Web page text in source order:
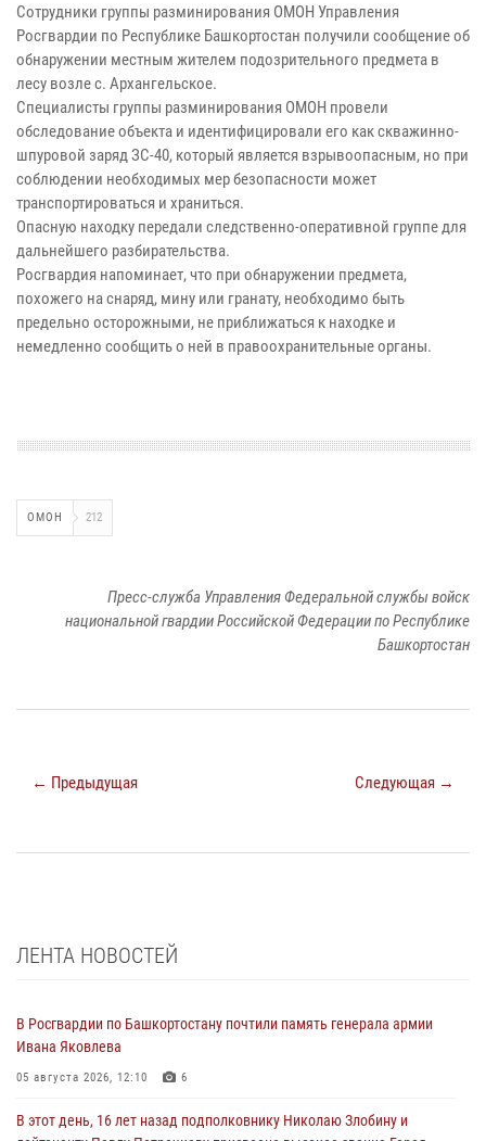
Сотрудники группы разминирования ОМОН Управления
Росгвардии по Республике Башкортостан получили сообщение об
обнаружении местным жителем подозрительного предмета в
лесу возле с. Архангельское.
Специалисты группы разминирования ОМОН провели
обследование объекта и идентифицировали его как скважинно-
шпуровой заряд ЗС-40, который является взрывоопасным, но при
соблюдении необходимых мер безопасности может
транспортироваться и храниться.
Опасную находку передали следственно-оперативной группе для
дальнейшего разбирательства.
Росгвардия напоминает, что при обнаружении предмета,
похожего на снаряд, мину или гранату, необходимо быть
предельно осторожными, не приближаться к находке и
немедленно сообщить о ней в правоохранительные органы.
ОМОН 212
Пресс-служба Управления Федеральной службы войск
национальной гвардии Российской Федерации по Республике
Башкортостан
← Предыдущая Следующая →
ЛЕНТА НОВОСТЕЙ
В Росгвардии по Башкортостану почтили память генерала армии
Ивана Яковлева
05 августа 2026, 12:10 6
В этот день, 16 лет назад подполковнику Николаю Злобину и